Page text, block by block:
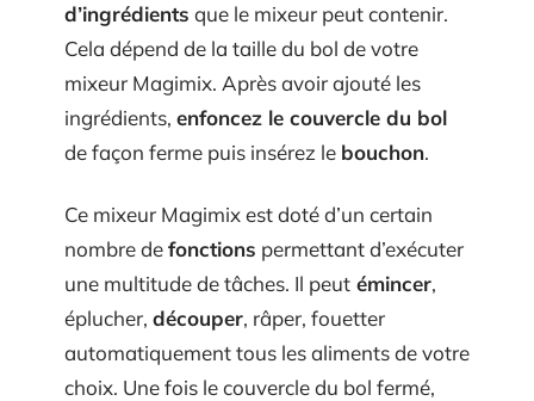
d’ingrédients que le mixeur peut contenir.
Cela dépend de la taille du bol de votre
mixeur Magimix. Après avoir ajouté les
ingrédients, enfoncez le couvercle du bol
de façon ferme puis insérez le bouchon.
Ce mixeur Magimix est doté d’un certain
nombre defonctions permettant d’exécuter
une multitude de tâches. Il peut émincer,
éplucher, découper, râper, fouetter
automatiquement tous les aliments de votre
choix. Une fois le couvercle du bol fermé,